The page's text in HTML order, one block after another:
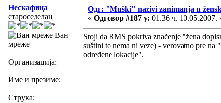
Нескафица
староседелац
Ван
мреже
Организација:
Име и презиме:
Струка:
Одг: "Muški" nazivi zanimanja u
« Одговор #187 у: 01.36 ч. 10.05.2007.
Stoji da RMS pokriva značenje "žena
suštini to nema ni veze) - verovatno pre na
određene lokacije".